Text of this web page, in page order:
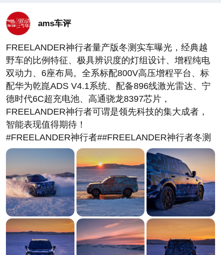
ams车评
FREELANDER神行者量产版冬测实车曝光，经典越
野车的比例特征、极具辨识度的灯组设计、增程纯电
双动力、6座布局。全系标配800V高压增程平台、标
配华为乾崑ADS V4.1系统、配备896线激光雷达、宁
德时代6C超充电池、高通骁龙8397芯片，
FREELANDER神行者可谓是领先科技的集大成者，
智能表现值得期待！
#FREELANDER神行者##FREELANDER神行者冬测